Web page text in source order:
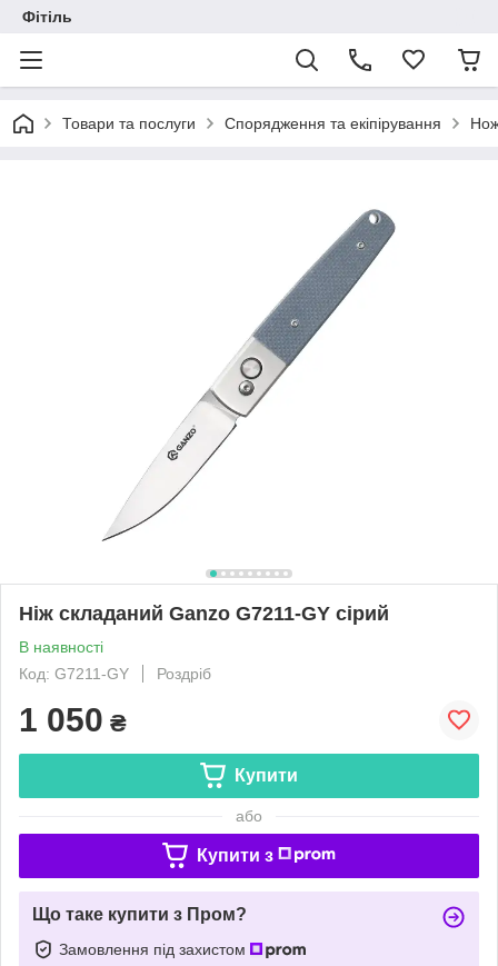
Фітіль
Товари та послуги Спорядження та екіпірування
Нiж складаний Ganzo G7211-GY ciрий
В наявності
Код: G7211-GY
Роздріб
1 050 ₴
Купити
або
Купити з
Що таке купити з Пром?
Замовлення під захистом